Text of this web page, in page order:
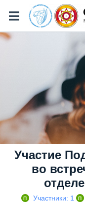
Участие
во
П Участники: 1 П